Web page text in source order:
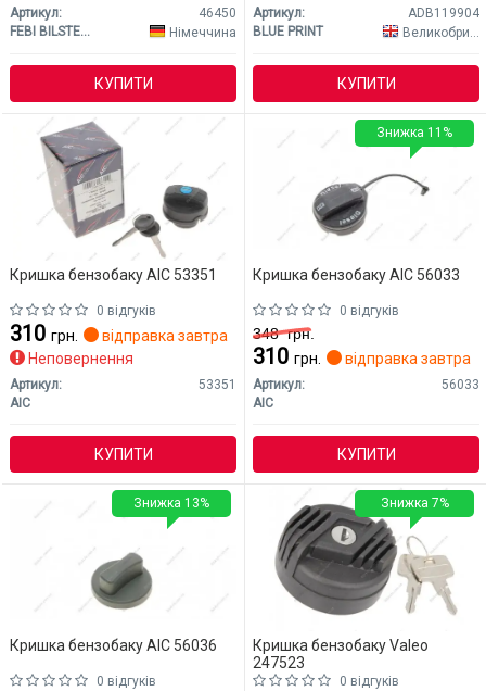
Артикул:
46450
FEBI BILSTEIN
Німеччина
КУПИТИ
Артикул:
ADB119904
BLUE PRINT
Великобританія
КУПИТИ
Кришка бензобаку AIC 53351
0 відгуків
310 грн.
відправка завтра
Неповернення
Артикул:
53351
AIC
КУПИТИ
Кришка бензобаку AIC 56033
0 відгуків
348грн.
310 грн. відправка завтра
Артикул:
56033
AIC
КУПИТИ
Знижка 11%
Кришка бензобаку AIC 56036
0 відгуків
Знижка 13%
Кришка бензобаку Valeo
247523
0 відгуків
Знижка 7%